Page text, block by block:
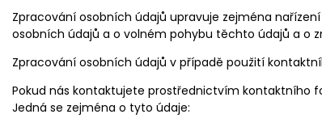
Zpracování osobních údajů upravuje zejména
osobních údajů a o volném pohybu těchto údajů a o
Zpracování osobních údajů v případě použití
Pokud nás kontaktujete prostřednictvím kontaktního
Jedná se zejména o tyto údaje: